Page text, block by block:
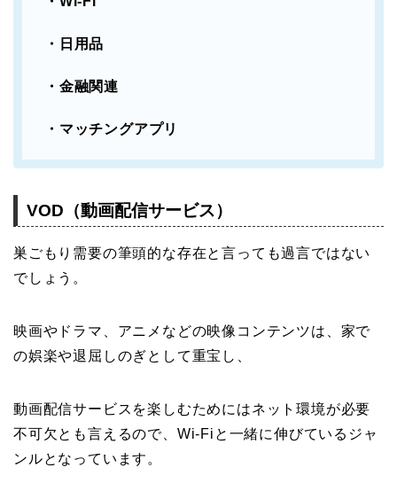
・日用品
・金融関連
・マッチングアプリ
VOD（動画配信サービス）
巣ごもり需要の筆頭的な存在と言っても過言ではない
でしょう。
映画やドラマ、アニメなどの映像コンテンツは、家で
の娯楽や退屈しのぎとして重宝し、
動画配信サービスを楽しむためにはネット環境が必要
不可欠とも言えるので、Wi-Fiと一緒に伸びているジャ
ンルとなっています。